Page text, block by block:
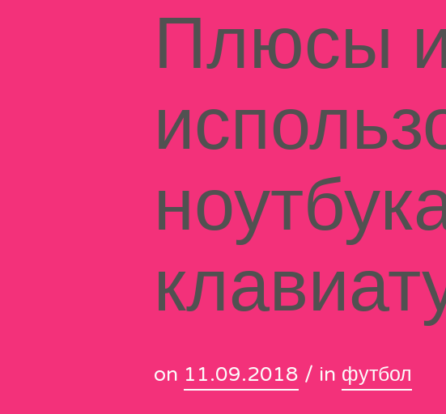
Плюсы
on 11.09.2018 / in футбол